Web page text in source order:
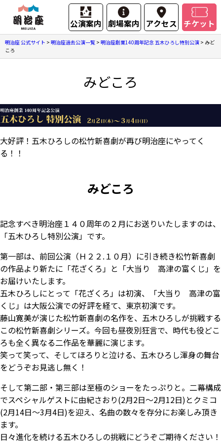
公演案内 劇場案内 アクセス チケット
明治座 公式サイト > 明治座過去公演一覧 > 明治座創業140周年記念 五木ひろし特別公演 > みど
ころ
みどころ
大好評！五木ひろしの松竹新喜劇が再び明治座にやってく
る！！
みどころ
記念すべき明治座１４０周年の２月にお送りいたしますのは、
「五木ひろし特別公演」です。
第一部は、前回公演（Ｈ２２.１０月）に引き続き松竹新喜劇
の作品より新たに「花ざくろ」と「大当り 高津の富くじ」を
お届けいたします。
五木ひろしにとって「花ざくろ」は初演、「大当り 高津の富
くじ」は大阪公演での好評を経て、東京初演です。
藤山寛美が演じた松竹新喜劇の名作を、五木ひろしが挑戦する
この松竹新喜劇シリーズ。今回も昼夜別狂言で、時代も役どこ
ろも全く異なる二作品を華麗に演じます。
笑って笑って、そしてほろりと泣ける、五木ひろし渾身の舞台
をどうぞお見逃し無く！
そして第二部・第三部は至極のショーをたっぷりと。二幕構成
でスペシャルゲストに由紀さおり(2月2日～2月12日)とクミコ
(2月14日～3月4日)を迎え、名曲の数々を存分にお楽しみ頂き
ます。
日々進化を続ける五木ひろしの挑戦にどうぞご期待ください！